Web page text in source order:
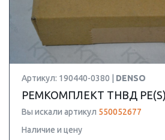
Артикул: 190440-0380 | DENSO
РЕМКОМПЛЕКТ ТНВД
Вы искали артикул 550052677
Наличие и цену